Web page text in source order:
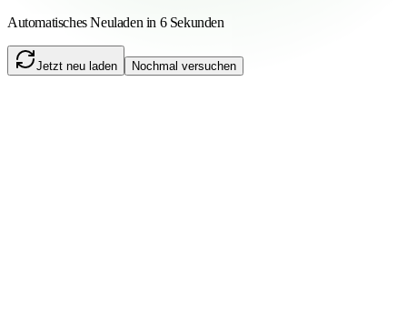
Automatisches Neuladen in 6 Sekunden
Jetzt neu laden Nochmal versuchen